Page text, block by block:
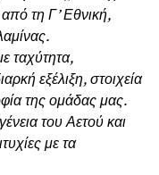
από τη Γ’ Εθνική,
ταχύτητα,
εξέλιξη, στοιχεία
της ομάδας μας.
του Αετού και
με τα